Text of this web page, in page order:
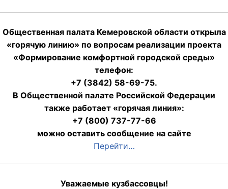
Общественная палата Кемеровской области открыла
«горячую линию» по вопросам реализации проекта
«Формирование комфортной городской среды»
телефон:
+7 (3842) 58-69-75.
В Общественной палате Российской Федерации
также работает «горячая линия»:
+7 (800) 737-77-66
можно оставить сообщение на сайте
Перейти…
Уважаемые кузбассовцы!